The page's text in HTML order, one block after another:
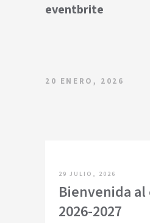
eventbrite
20 ENERO, 2026
29 JULIO, 2026
Bienvenida al
2026-2027